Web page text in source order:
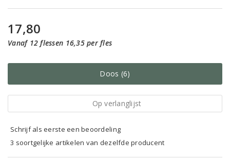
17,80
Vanaf 12 flessen 16,35 per fles
Doos (6)
Op verlanglijst
Schrijf als eerste een beoordeling
3 soortgelijke artikelen van dezelfde producent